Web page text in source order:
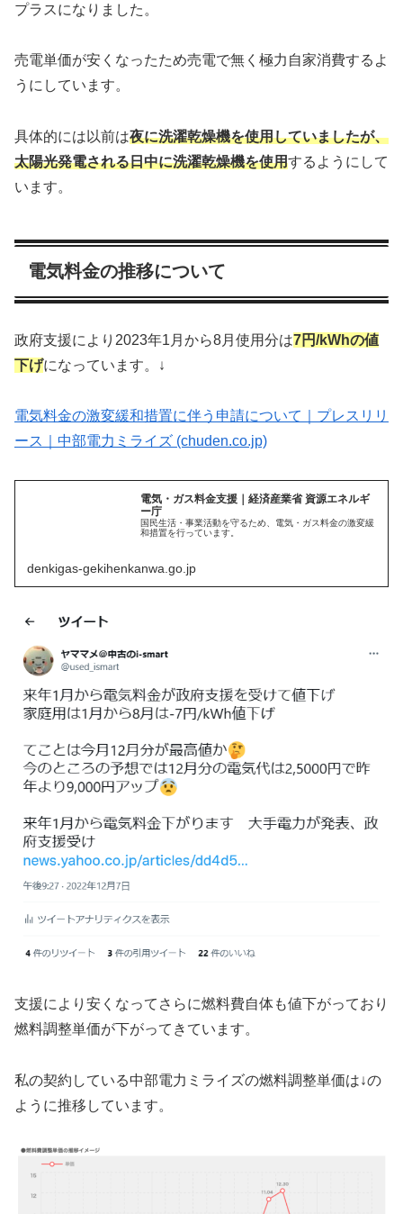
プラスになりました。
売電単価が安くなったため売電で無く極力自家消費するよ
うにしています。
具体的には以前は夜に洗濯乾燥機を使用していましたが、
太陽光発電される日中に洗濯乾燥機を使用するようにして
います。
電気料金の推移について
政府支援により2023年1月から8月使用分は7円/kWhの値
下げになっています。↓
電気料金の激変緩和措置に伴う申請について｜プレスリリ
ース｜中部電力ミライズ (chuden.co.jp)
電気・ガス料金支援｜経済産業省 資源エネルギ
ー庁
国民生活・事業活動を守るため、電気・ガス料金の激変緩
和措置を行っています。
denkigas-gekihenkanwa.go.jp
支援により安くなってさらに燃料費自体も値下がっており
燃料調整単価が下がってきています。
私の契約している中部電力ミライズの燃料調整単価は↓の
ように推移しています。